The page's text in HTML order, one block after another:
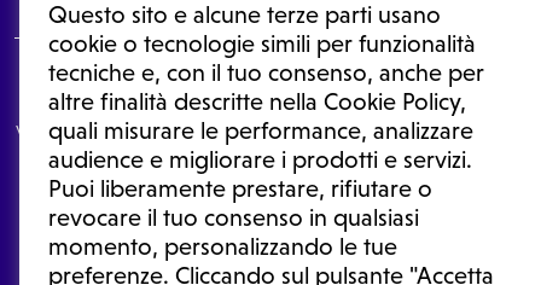
Questo sito e alcune terze parti usano
cookie o tecnologie simili per funzionalità
tecniche e, con il tuo consenso, anche per
altre finalità descritte nella Cookie Policy,
quali misurare le performance, analizzare
audience e migliorare i prodotti e servizi.
Puoi liberamente prestare, rifiutare o
revocare il tuo consenso in qualsiasi
momento, personalizzando le tue
preferenze. Cliccando sul pulsante "Accetta
Le informazioni proposte in questo sito non sono un consulto medico.
In nessun caso, queste informazioni sostituiscono un consulto, una
visita o una diagnosi formulata dal medico. Non si devono considerare
le informazioni disponibili come suggerimenti per la formulazione di
una diagnosi, la determinazione di un trattamento o l'assunzione o
sospensione di un farmaco senza prima consultare un medico di
medicina generale o uno specialista.
Condizioni di utilizzo|Privacy Policy |Gestione cookie
Ⓒ 2026 | Tutti i diritti riservati.